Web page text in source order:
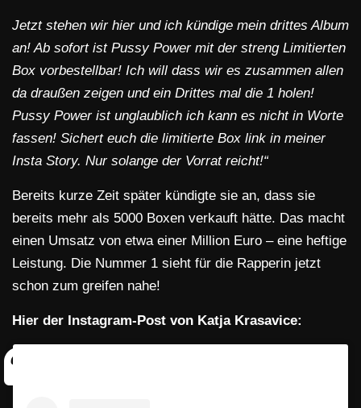
Jetzt stehen wir hier und ich kündige mein drittes Album
an! Ab sofort ist Pussy Power mit der streng Limitierten
Box vorbestellbar! Ich will dass wir es zusammen allen
da draußen zeigen und ein Drittes mal die 1 holen!
Pussy Power ist unglaublich ich kann es nicht in Worte
fassen! Sichert euch die limitierte Box link in meiner
Insta Story. Nur solange der Vorrat reicht!“
Bereits kurze Zeit später kündigte sie an, dass sie
bereits mehr als 5000 Boxen verkauft hätte. Das macht
einen Umsatz von etwa einer Million Euro – eine heftige
Leistung. Die Nummer 1 sieht für die Rapperin jetzt
schon zum greifen nahe!
Hier der Instagram-Post von Katja Krasavice: